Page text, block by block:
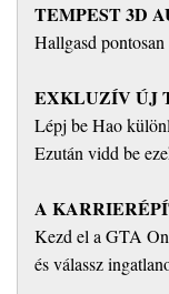
TEMPEST 3D
Hallgasd
EXKLUZÍV ÚJ
Lépj be Hao
Ezután vidd be
A
Kezd el a GTA
és válassz